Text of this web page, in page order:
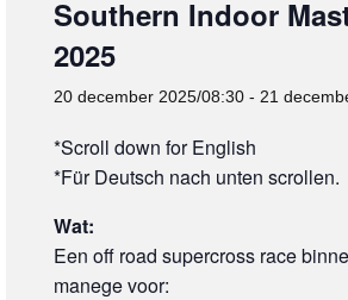
Contact
Southern Indoor
2025
20 december 2025/08:30 - 21
*Scroll down for English
*Für Deutsch nach unten scrollen.
Wat:
Een off road supercross race
manege voor: